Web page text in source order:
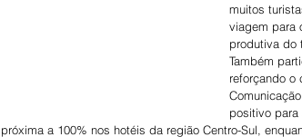
muitos
viagem para
produtiva do
Também
reforçando o
positivo
próxima a 100% nos hotéis da região Centro-Sul,